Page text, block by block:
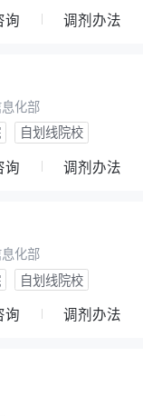
询 调剂办法
化部
自划线院校
询 调剂办法
化部
自划线院校
询 调剂办法